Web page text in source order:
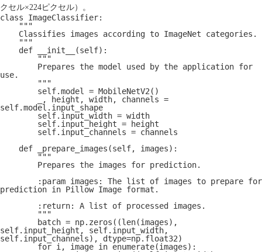
クセル×224ピクセル）。
class ImageClassifier:
"""
Classifies images according to ImageNet categories.
"""
def __init__(self):
"""
use.
"""
self.model = MobileNetV2()
self.model.input_shape
self.input_width = width
self.input_height = height
self.input_channels = channels
def _prepare_images(self, images):
"""
Prepares the images for prediction.
prediction in Pillow Image format.
:return: A list of processed images.
"""
self.input_height, self.input_width,
self.input_channels), dtype=np.float32)
for i, image in enumerate(images):